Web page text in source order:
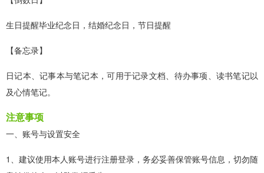
生日提醒毕业纪念日，结婚纪念日，节日提醒
【备忘录】
日记本、记事本与笔记本，可用于记录文档、待办事项、读书笔记以
及心情笔记。
注意事项
一、账号与设置安全
1、建议使用本人账号进行注册登录，务必妥善保管账号信息，切勿随